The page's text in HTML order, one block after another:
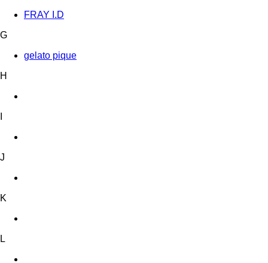
FRAY I.D
G
gelato pique
H
J
K
L